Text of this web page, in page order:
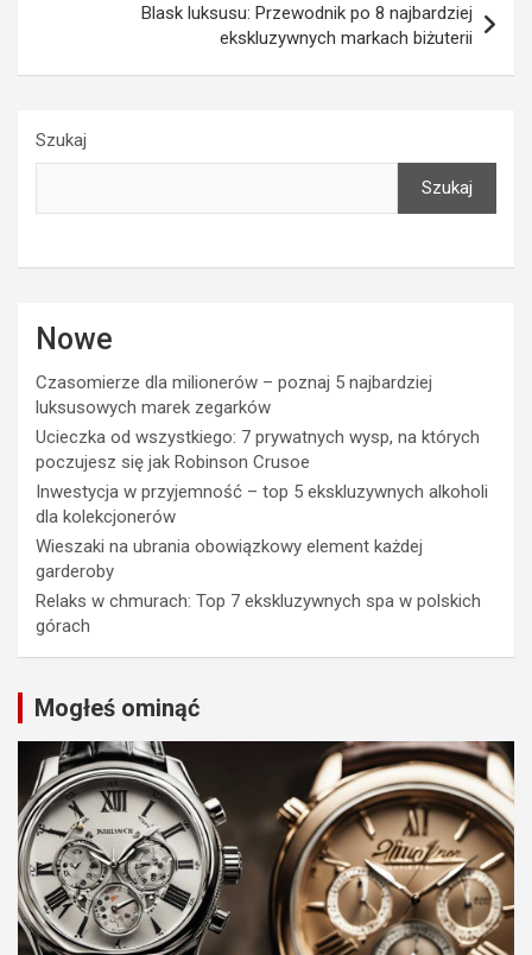
Blask luksusu: Przewodnik po 8 najbardziej
ekskluzywnych markach biżuterii
Szukaj
Szukaj
Nowe
Czasomierze dla milionerów – poznaj 5 najbardziej
luksusowych marek zegarków
Ucieczka od wszystkiego: 7 prywatnych wysp, na których
poczujesz się jak Robinson Crusoe
Inwestycja w przyjemność – top 5 ekskluzywnych alkoholi
dla kolekcjonerów
Wieszaki na ubrania obowiązkowy element każdej
garderoby
Relaks w chmurach: Top 7 ekskluzywnych spa w polskich
górach
Mogłeś ominąć